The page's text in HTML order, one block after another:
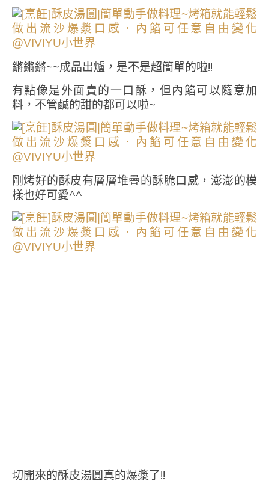
鏘鏘鏘~~成品出爐，是不是超簡單的啦!!
有點像是外面賣的一口酥，但內餡可以隨意加
料，不管鹹的甜的都可以啦~
剛烤好的酥皮有層層堆疊的酥脆口感，澎澎的模
樣也好可愛^^
切開來的酥皮湯圓真的爆漿了!!